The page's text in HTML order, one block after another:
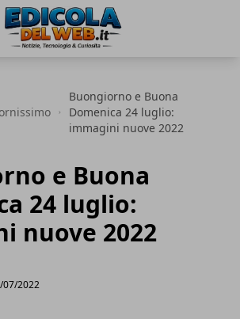
Buongiorno e Buona
Domenica 24 luglio:
immagini nuove 2022
e Buona
24 luglio:
nuove 2022
07/2022